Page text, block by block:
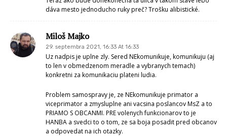
dáva mesto jednoducho ruky preč? Trošku alibistické.
Miloš Majko
29. septembra 2021, 16:33 At 16:33
Uz nadpis je uplne zly. Sered NEkomunikuje, komunikuju (aj
to len v obmedzenom meradle a vybranych temach)
konkretni za komunikaciu plateni ludia.
Problem samospravy je, ze NEkomunikuje primator a
viceprimator a zmysluplne ani vacsina poslancov MsZ a to
PRIAMO S OBCANMI. PRE volenych funkcionarov to je
HANBA a svedci to o tom, ze sa boja posadit pred obcanov
a odpovedat na ich otazky.